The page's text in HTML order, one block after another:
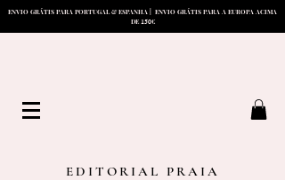
ENVIO GRÁTIS PARA PORTUGAL & ESPANHA | ENVIO GRÁTIS PARA A EUROPA ACIMA
DE 150€
EDITORIAL PRAIA